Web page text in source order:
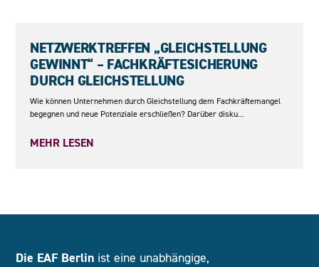
NETZWERKTREFFEN „GLEICHSTELLUNG
GEWINNT“ – FACHKRÄFTESICHERUNG
DURCH GLEICHSTELLUNG
Wie können Unternehmen durch Gleichstellung dem Fachkräftemangel
begegnen und neue Potenziale erschließen? Darüber disku...
MEHR LESEN
Die EAF Berlin ist eine unabhängige,